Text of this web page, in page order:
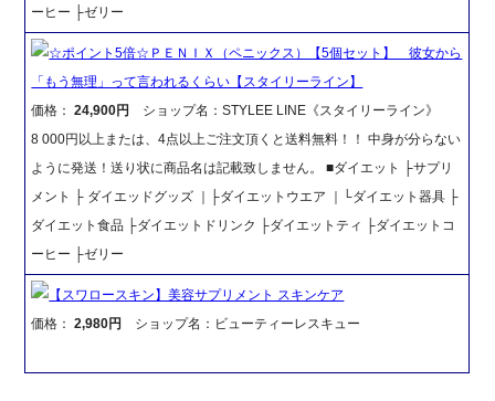
ーヒー ├ゼリー
☆ポイント5倍☆ＰＥＮＩＸ（ペニックス）【5個セット】 彼女から
「もう無理」って言われるくらい【スタイリーライン】
価格：24,900円
ショップ名：STYLEE LINE《スタイリーライン》
8 000円以上または、4点以上ご注文頂くと送料無料！！ 中身が分らない
ように発送！送り状に商品名は記載致しません。 ■ダイエット ├サプリ
メント ├ ダイエッドグッズ ｜├ダイエットウエア ｜└ダイエット器具 ├
ダイエット食品 ├ダイエットドリンク ├ダイエットティ ├ダイエットコ
ーヒー ├ゼリー
【スワロースキン】美容サプリメント スキンケア
価格：2,980円 ショップ名：ビューティーレスキュー